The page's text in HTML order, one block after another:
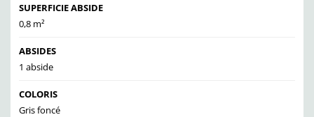
SUPERFICIE ABSIDE
0,8 m²
ABSIDES
1 abside
COLORIS
Gris foncé